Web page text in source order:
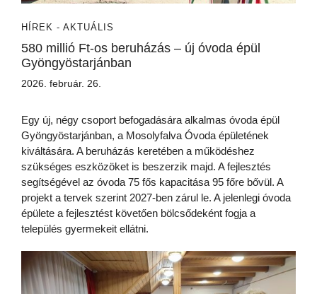
HÍREK - AKTUÁLIS
580 millió Ft-os beruházás – új óvoda épül
Gyöngyöstarjánban
2026. február. 26.
Egy új, négy csoport befogadására alkalmas óvoda épül
Gyöngyöstarjánban, a Mosolyfalva Óvoda épületének
kiváltására. A beruházás keretében a működéshez
szükséges eszközöket is beszerzik majd. A fejlesztés
segítségével az óvoda 75 fős kapacitása 95 főre bővül. A
projekt a tervek szerint 2027-ben zárul le. A jelenlegi óvoda
épülete a fejlesztést követően bölcsődeként fogja a
település gyermekeit ellátni.